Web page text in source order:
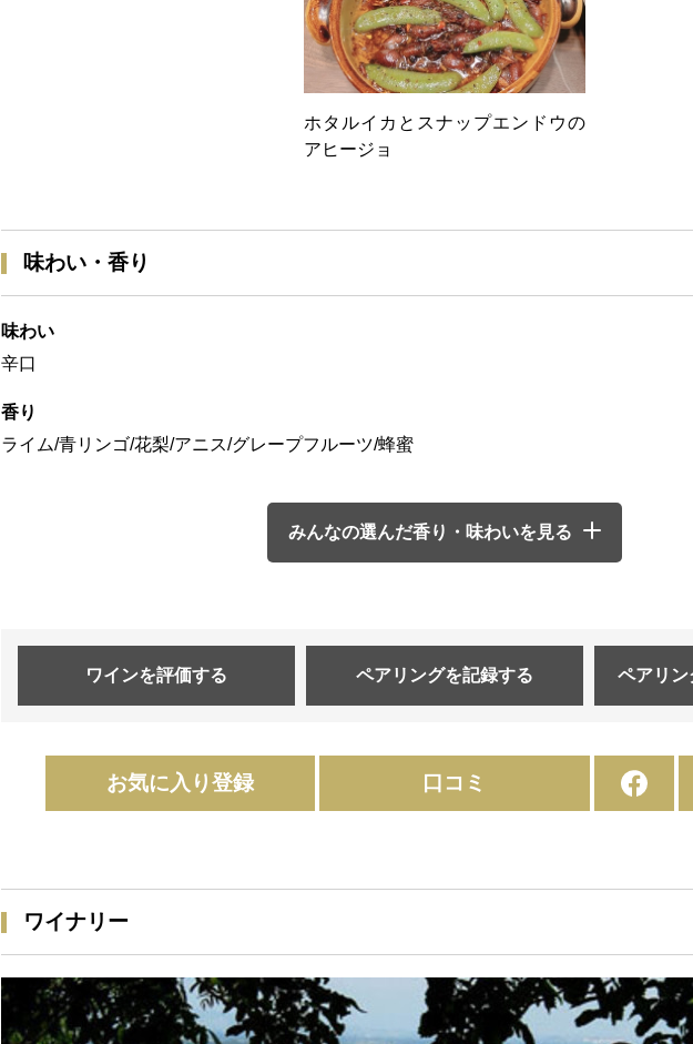
ホタルイカとスナップエンドウの
アヒージョ
味わい・香り
味わい
辛口
香り
ライム/青リンゴ/花梨/アニス/グレープフルーツ/蜂蜜
みんなの選んだ香り・味わいを見る
ワインを評価する ペアリングを記録する ペアリン
お気に入り登録 口コミ
ワイナリー